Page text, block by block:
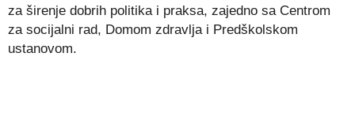
za širenje dobrih politika i praksa, zajedno sa Centrom
za socijalni rad, Domom zdravlja i Predškolskom
ustanovom.